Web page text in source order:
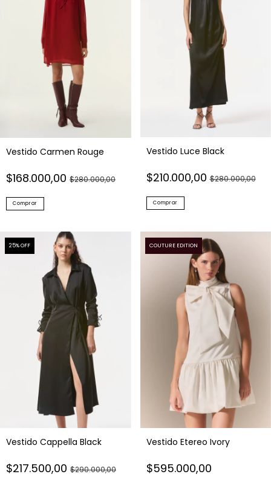
Vestido Carmen Rouge
$168.000,00 $280.000,00
Comprar
Vestido Luce Black
$210.000,00$280.000,00
Comprar
25% OFF
Vestido Cappella Black
$217.500,00 $290.000,00
COUTURE EDITION
Vestido Etereo Ivory
$595.000,00